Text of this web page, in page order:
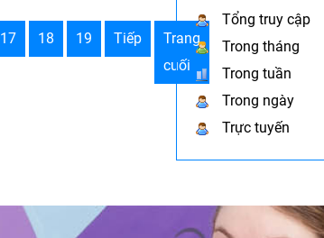
17 18 19 Tiếp
Trang
cuối
Tổng truy cập
Trong tháng
Trong tuần
Trong ngày
Trực tuyến